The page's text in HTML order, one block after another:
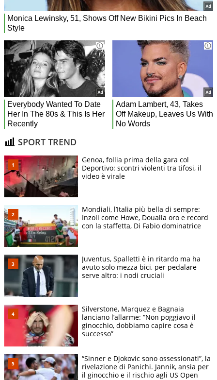
SPORT TREND
Genoa, follia prima della gara col
Deportivo: scontri violenti tra tifosi, il
video è virale
Mondiali, l’Italia più bella di sempre:
Inzoli come Howe, Doualla oro e record
con la staffetta, Di Fabio dominatrice
Juventus, Spalletti è in ritardo ma ha
avuto solo mezza bici, per pedalare
serve altro: i nodi cruciali
Silverstone, Marquez e Bagnaia
lanciano l’allarme: “Non poggiavo il
ginocchio, dobbiamo capire cosa è
successo”
“Sinner e Djokovic sono ossessionati”, la
rivelazione di Panichi. Jannik, ansia per
il ginocchio e il rischio agli US Open